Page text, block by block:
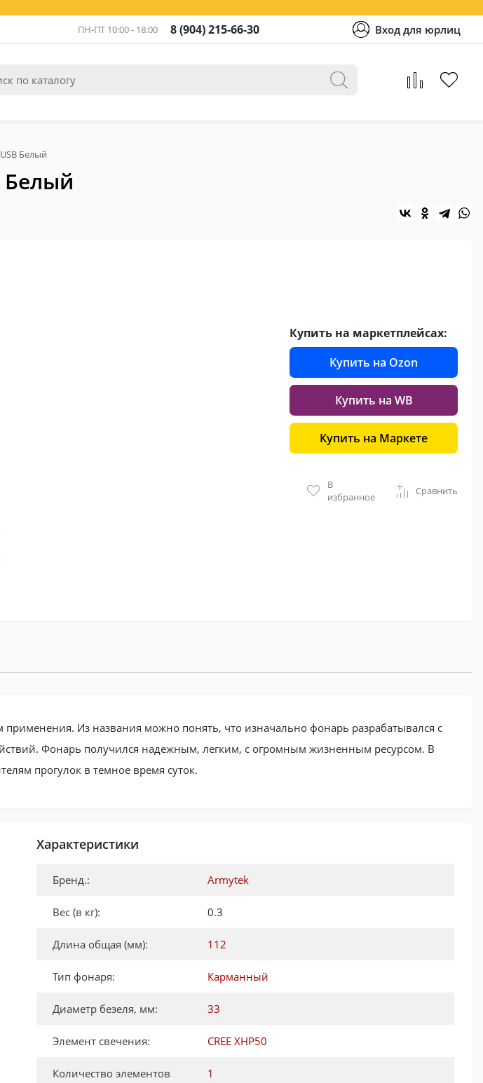
ПН-ПТ 10:00 - 18:00 8 (904) 215-66-30 Вход для юрлиц
Белый
Белый
Купить на маркетплейсах:
Купить на Ozon
Купить на WB
Купить на Маркете
В
избранное
Сравнить
Из названия можно понять, что изначально фонарь разрабатывался с
Фонарь получился надежным, легким, с огромным жизненным ресурсом. В
прогулок в темное время суток.
Характеристики
Бренд.: Armytek
Вес (в кг): 0.3
Длина общая (мм): 112
Тип фонаря: Карманный
Диаметр безеля, мм: 33
Элемент свечения: CREE XHP50
Количество элементов
1